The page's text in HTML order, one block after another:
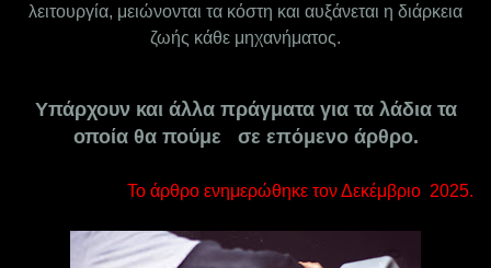
λειτουργία, μειώνονται τα κόστη και αυξάνεται η διάρκεια
ζωής κάθε μηχανήματος.
Υπάρχουν και άλλα πράγματα για τα λάδιατα
οποία θα πούμε σε επόμενο άρθρο.
Το άρθρο ενημερώθηκε τον Δεκέμβριο 2025.